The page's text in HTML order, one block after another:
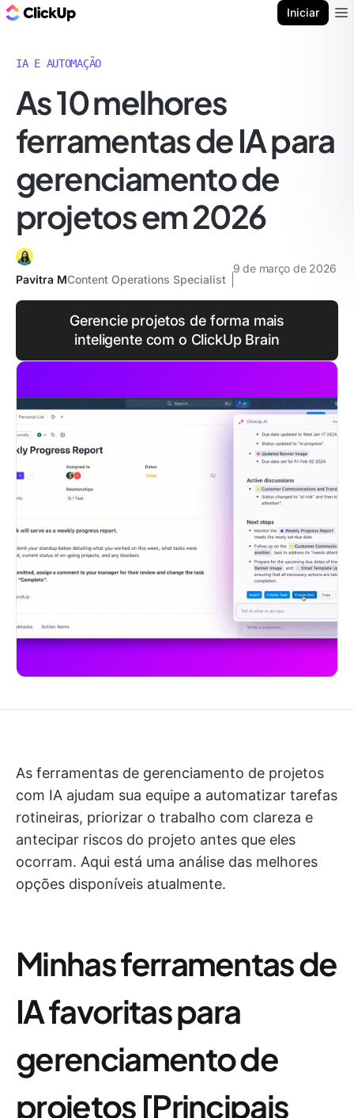
Iniciar
IA E AUTOMAÇÃO
As 10 melhores
ferramentas de IA para
gerenciamento de
projetos em 2026
Pavitra MContent Operations Specialist
9 de março de 2026
Gerencie projetos de forma mais
inteligente com o ClickUp Brain
As ferramentas de gerenciamento de projetos
com IA ajudam sua equipe a automatizar tarefas
rotineiras, priorizar o trabalho com clareza e
antecipar riscos do projeto antes que eles
ocorram. Aqui está uma análise das melhores
opções disponíveis atualmente.
Minhas ferramentas de
IA favoritas para
gerenciamento de
projetos [Principais